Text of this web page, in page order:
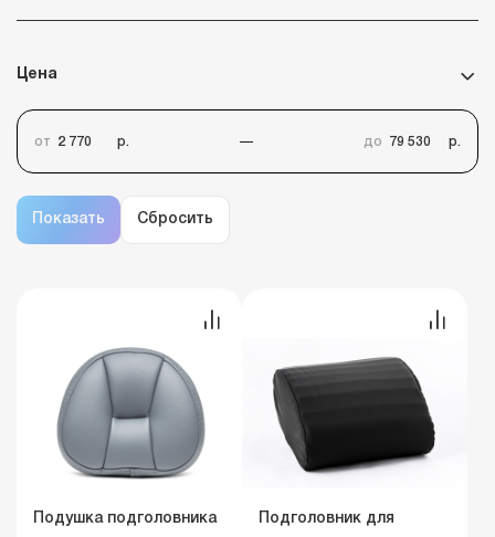
Цена
от р. до р.
Подушка подголовника
Подголовник для